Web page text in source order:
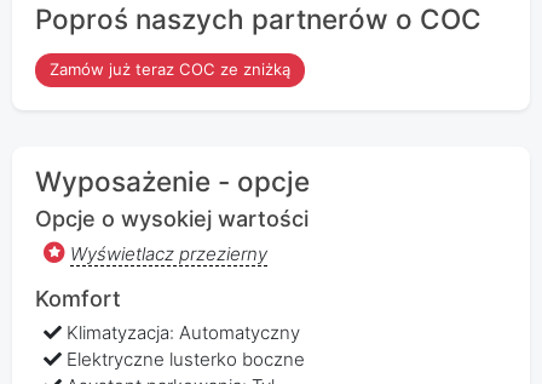
Poproś naszych partnerów o COC
Zamów już teraz COC ze zniżką
Wyposażenie - opcje
Opcje o wysokiej wartości
Wyświetlacz przezierny
Komfort
Klimatyzacja: Automatyczny
Elektryczne lusterko boczne